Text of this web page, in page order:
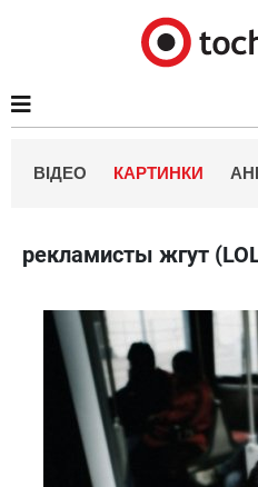
ВІДЕО КАРТИНКИ
рекламисты жгут